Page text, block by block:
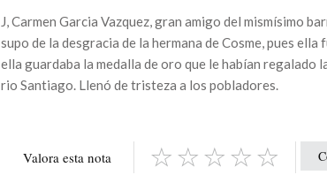
J, Carmen Garcia Vazquez, gran amigo del mismísimo
supo de la desgracia de la hermana de Cosme, pues
ella guardaba la medalla de oro que le habían
rio Santiago. Llenó de tristeza a los pobladores.
Valora esta nota